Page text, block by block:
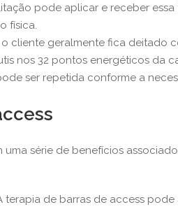
pode aplicar e receber essa
física.
o cliente geralmente fica deitado
nos 32 pontos energéticos da
ser repetida conforme a
série de benefícios
terapia de barras de access pode